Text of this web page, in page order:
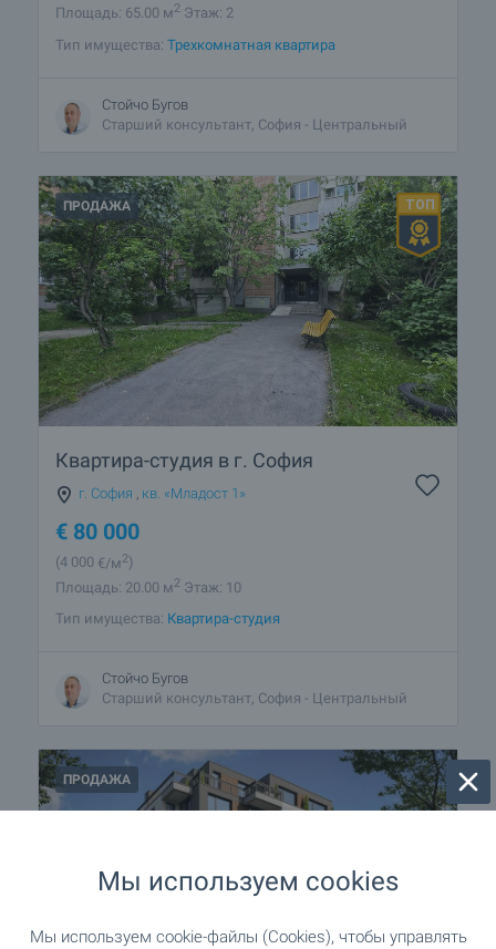
Площадь: 65.00 м2 Этаж: 2
Тип имущества: Трехкомнатная квартира
Стойчо Бугов
Старший консультант, София - Центральный
ПРОДАЖА
Квартира-студия в г. София
г. София , кв. «Младост 1»
€ 80 000
(4 000 €/м2)
Площадь: 20.00 м2 Этаж: 10
Тип имущества: Квартира-студия
Стойчо Бугов
Старший консультант, София - Центральный
ПРОДАЖА
Мы используем cookies
Мы используем cookie-файлы (Cookies), чтобы управлять